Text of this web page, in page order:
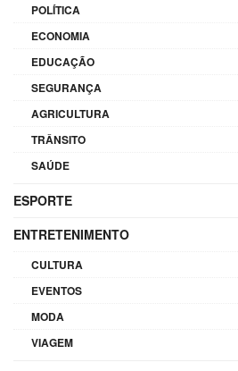
POLÍTICA
ECONOMIA
EDUCAÇÃO
SEGURANÇA
AGRICULTURA
TRÂNSITO
SAÚDE
ESPORTE
ENTRETENIMENTO
CULTURA
EVENTOS
MODA
VIAGEM